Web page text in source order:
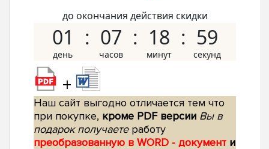
до окончания действия скидки
01 07 18 58
+
Наш сайт выгодно отличается тем что
при покупке, кроме PDF версии Вы в
подарок получаетеработу
преобразованную в WORD - документ и